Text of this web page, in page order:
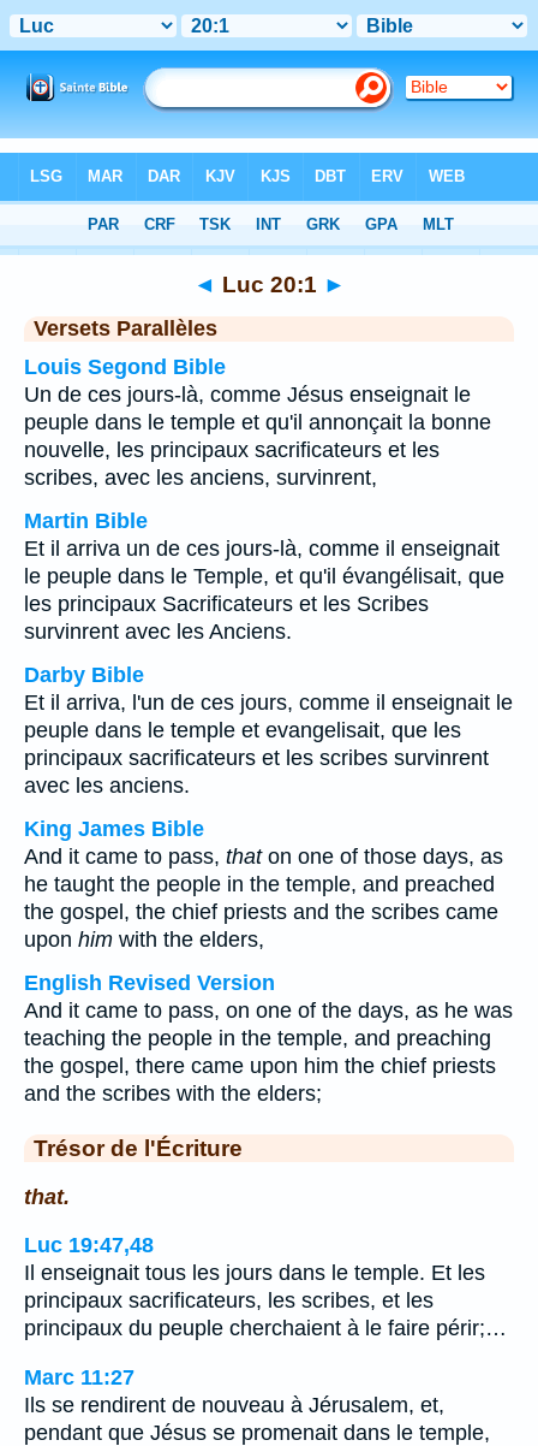
Chapitre 20> Verset 1
◄ Luc 20:1 ►
Versets Parallèles
Louis Segond Bible
Un de ces jours-là, comme Jésus enseignait le
peuple dans le temple et qu'il annonçait la bonne
nouvelle, les principaux sacrificateurs et les
scribes, avec les anciens, survinrent,
Martin Bible
Et il arriva un de ces jours-là, comme il enseignait
le peuple dans le Temple, et qu'il évangélisait, que
les principaux Sacrificateurs et les Scribes
survinrent avec les Anciens.
Darby Bible
Et il arriva, l'un de ces jours, comme il enseignait le
peuple dans le temple et evangelisait, que les
principaux sacrificateurs et les scribes survinrent
avec les anciens.
King James Bible
And it came to pass, thaton one of those days, as
he taught the people in the temple, and preached
the gospel, the chief priests and the scribes came
upon him with the elders,
English Revised Version
And it came to pass, on one of the days, as he was
teaching the people in the temple, and preaching
the gospel, there came upon him the chief priests
and the scribes with the elders;
Trésor de l'Écriture
that.
Luc 19:47,48
Il enseignait tous les jours dans le temple. Et les
principaux sacrificateurs, les scribes, et les
principaux du peuple cherchaient à le faire périr;…
Marc 11:27
Ils se rendirent de nouveau à Jérusalem, et,
pendant que Jésus se promenait dans le temple,